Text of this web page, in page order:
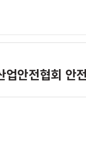
업안전협회 안